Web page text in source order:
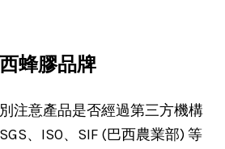
蜂膠品牌
注意產品是否經過第三方機構
、ISO、SIF (巴西農業部) 等